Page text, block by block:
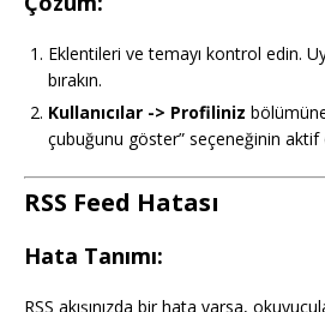
Eklentileri ve temayı kontrol edin.
bırakın.
Kullanıcılar -> Profiliniz
çubuğunu göster” seçeneğinin
RSS Feed Hatası
Hata Tanımı:
RSS akışınızda bir hata varsa,